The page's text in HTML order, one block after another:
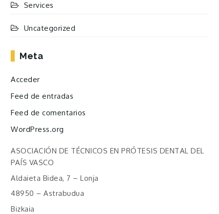
Services
Uncategorized
Meta
Acceder
Feed de entradas
Feed de comentarios
WordPress.org
ASOCIACIÓN DE TÉCNICOS EN PRÓTESIS DENTAL DEL
PAÍS VASCO
Aldaieta Bidea, 7 – Lonja
48950 – Astrabudua
Bizkaia